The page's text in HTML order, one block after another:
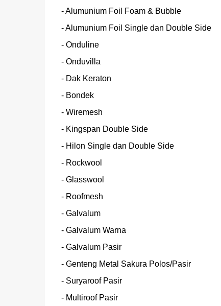
- Alumunium Foil Foam & Bubble
- Alumunium Foil Single dan Double Side
- Onduline
- Onduvilla
- Dak Keraton
- Bondek
- Wiremesh
- Kingspan Double Side
- Hilon Single dan Double Side
- Rockwool
- Glasswool
- Roofmesh
- Galvalum
- Galvalum Warna
- Galvalum Pasir
- Genteng Metal Sakura Polos/Pasir
- Suryaroof Pasir
- Multiroof Pasir